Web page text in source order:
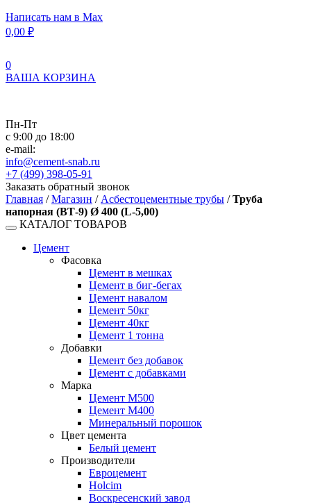
Написать нам в Max
0,00 ₽
0
ВАША КОРЗИНА
Пн-Пт
с 9:00 до 18:00
e-mail:
info@cement-snab.ru
+7 (499) 398-05-91
Заказать обратный звонок
Главная /Магазин / Асбестоцементные трубы /Труба
напорная (ВТ-9) Ø 400 (L-5,00)
КАТАЛОГ ТОВАРОВ
Цемент
Фасовка
Цемент в мешках
Цемент в биг-бегах
Цемент навалом
Цемент 50кг
Цемент 40кг
Цемент 1 тонна
Добавки
Цемент без добавок
Цемент с добавками
Марка
Цемент М500
Цемент М400
Минеральный порошок
Цвет цемента
Белый цемент
Производители
Евроцемент
Holcim
Воскресенский завод